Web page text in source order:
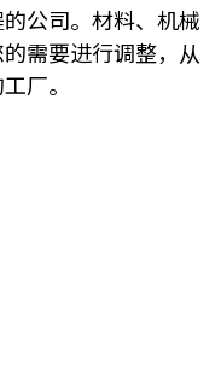
公司。材料、机械
需要进行调整，从
厂。